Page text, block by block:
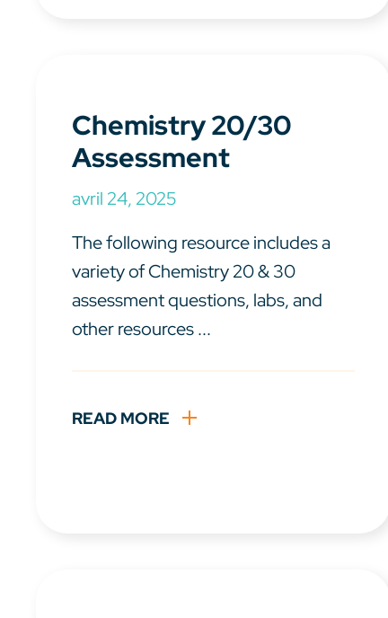
Chemistry 20/30
Assessment
avril 24, 2025
The following resource includes a
variety of Chemistry 20 & 30
assessment questions, labs, and
other resources ...
READ MORE